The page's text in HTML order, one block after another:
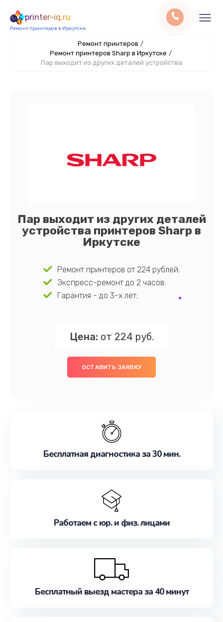
printer-iq.ru
Ремонт принтеров в Иркутске
Ремонт принтеров /
Ремонт принтеров Sharp в Иркутске /
Пар выходит из других деталей устройства
Пар выходит из других деталей
устройства принтеров Sharp в
Иркутске
Ремонт принтеров от 224 рублей;
Экспресс-ремонт до 2 часов;
Гарантия - до 3-х лет;
Цена: от 224 руб.
ОСТАВИТЬ ЗАЯВКУ
Бесплатная диагностика за 30 мин.
Работаем с юр. и физ. лицами
Бесплатный выезд мастера за 40 минут